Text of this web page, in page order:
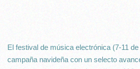
El festival de música electrónica (7-11
campaña navideña con un selecto